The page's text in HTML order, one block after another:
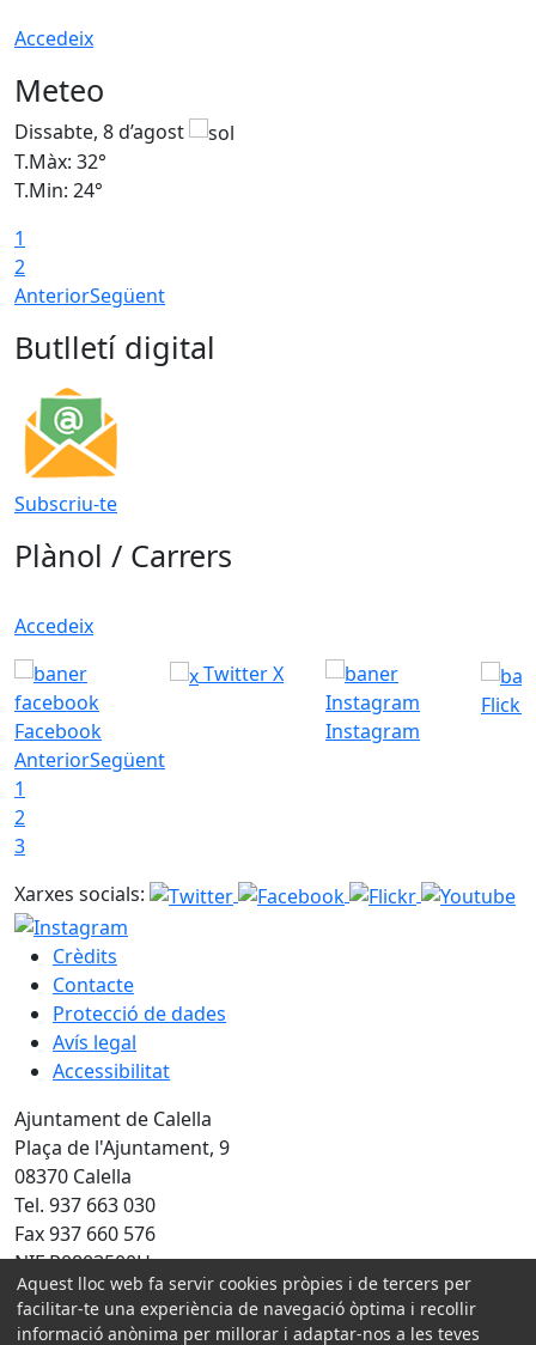
Accedeix
Meteo
Dissabte, 8 d’agost
T.Màx: 32°
T.Min: 24°
1
2
AnteriorSegüent
Butlletí digital
Subscriu-te
Plànol / Carrers
Accedeix
Facebook
Twitter X
Instagram
Flickr
AnteriorSegüent
1
2
3
Xarxes socials:
Crèdits
Contacte
Protecció de dades
Avís legal
Accessibilitat
Ajuntament de Calella
Plaça de l'Ajuntament, 9
08370 Calella
Tel. 937 663 030
Fax 937 660 576
NIF P0803500H
Amb la col·laboració de:
Aquest lloc web fa servir cookies pròpies i de tercers per
facilitar-te una experiència de navegació òptima i recollir
informació anònima per millorar i adaptar-nos a les teves